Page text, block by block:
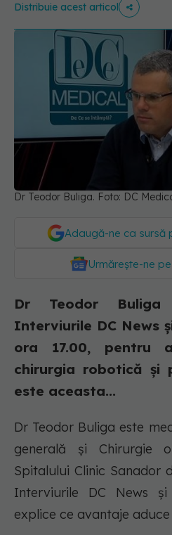
Distribuie acest articol
Dr Teodor Buliga. Foto: DC
Adaugă-ne ca sursă
Urmărește-ne
Dr Teodor
Interviurile DC News
ora 17.00, pentru
chirurgia robotică și
este aceasta...
Dr Teodor Buliga este
generală și Chirurgie
Spitalului Clinic Sanador
Interviurile DC News
explice ce avantaje